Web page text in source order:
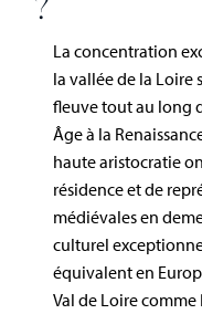
?
La concentration
la vallée de la Loire
fleuve tout au long
Âge à la
haute aristocratie
résidence et de
médiévales en
culturel
équivalent en
Val de Loire comme